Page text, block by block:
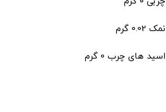
نمک 0.02 گرم
اسید های چرب 0 گرم